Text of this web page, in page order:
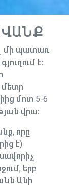
ՎԱՆՔ
մի պատառ
է։
մետր
մոտ 5-6
վրա։
որը
է)
երբ
Անի